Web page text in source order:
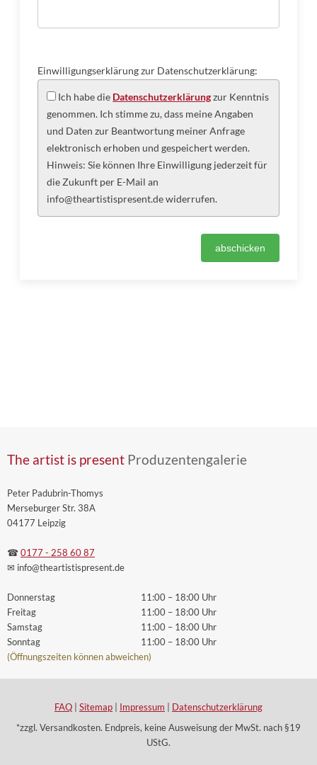
Einwilligungserklärung zur Datenschutzerklärung:
Ich habe die Datenschutzerklärungzur Kenntnis
genommen. Ich stimme zu, dass meine Angaben
und Daten zur Beantwortung meiner Anfrage
elektronisch erhoben und gespeichert werden.
Hinweis: Sie können Ihre Einwilligung jederzeit für
die Zukunft per E-Mail an
info@theartistispresent.de widerrufen.
The artist is present Produzentengalerie
Peter Padubrin-Thomys
Merseburger Str. 38A
04177 Leipzig
☎ 0177 - 258 60 87
✉ info@theartistispresent.de
Donnerstag
Freitag
Samstag
Sonntag
11:00 – 18:00 Uhr
11:00 – 18:00 Uhr
11:00 – 18:00 Uhr
11:00 – 18:00 Uhr
(Öffnungszeiten können abweichen)
FAQ Sitemap Impressum
Datenschutzerklärung
*zzgl. Versandkosten. Endpreis, keine Ausweisung der MwSt. nach §19
UStG.